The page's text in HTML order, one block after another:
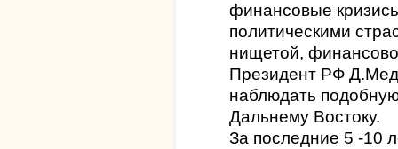
финансовые
политическими
нищетой,
Президент РФ
наблюдать
Дальнему Востоку.
За последние 5 -10